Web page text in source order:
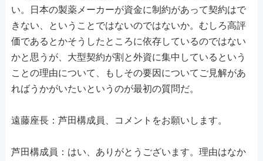
い。日本の製薬メーカーが資金に制約があって契約はで
きない、ということではないのではないか。むしろ高評
価であるとかそうしたところに依存しているのではない
かと思うが、大型契約が割と外資に集中しているという
ことの理由について、もしその要因についてご見解があ
ればうかがいたいというのが最初の質問だ。
遠藤座長：芦田構成員、コメントをお願いします。
芦田構成員：はい、ありがとうございます。理由はなか